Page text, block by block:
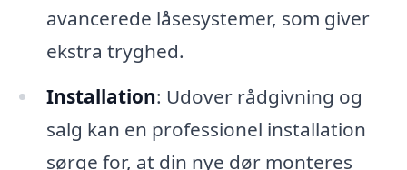
avancerede låsesystemer, som giver
ekstra tryghed.
Installation: Udover rådgivning og
salg kan en professionel installation
sørge for, at din nye dør monteres